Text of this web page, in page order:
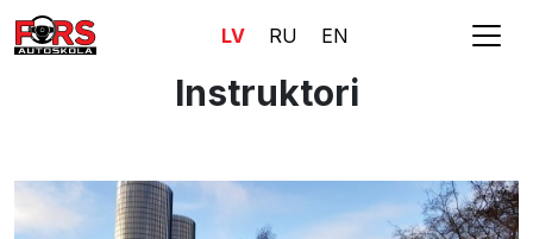
LV RU EN
Instruktori